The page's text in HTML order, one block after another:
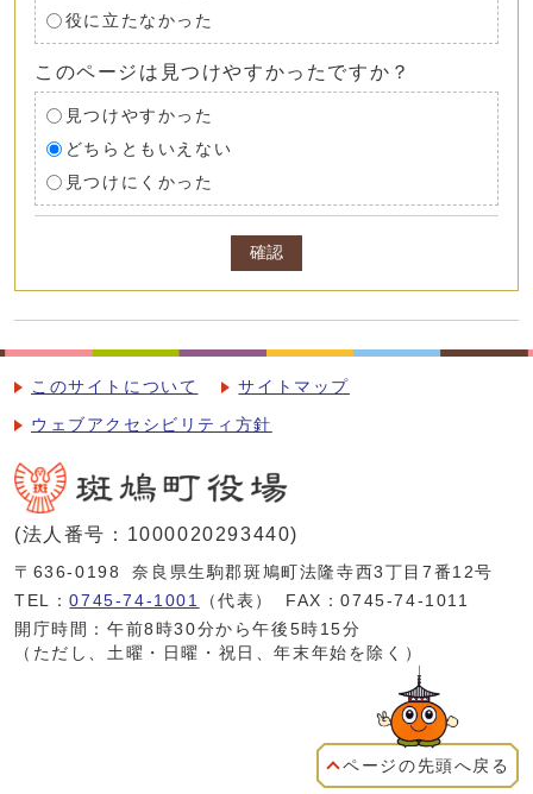
役に立たなかった
このページは見つけやすかったですか？
見つけやすかった
どちらともいえない
見つけにくかった
確認
このサイトについて サイトマップ
ウェブアクセシビリティ方針
(法人番号：1000020293440)
〒636-0198
奈良県生駒郡斑鳩町法隆寺西3丁目7番12号
TEL：0745-74-1001 （代表）
FAX：0745-74-1011
開庁時間：午前8時30分から午後5時15分
（ただし、土曜・日曜・祝日、年末年始を除く）
ページの先頭へ戻る